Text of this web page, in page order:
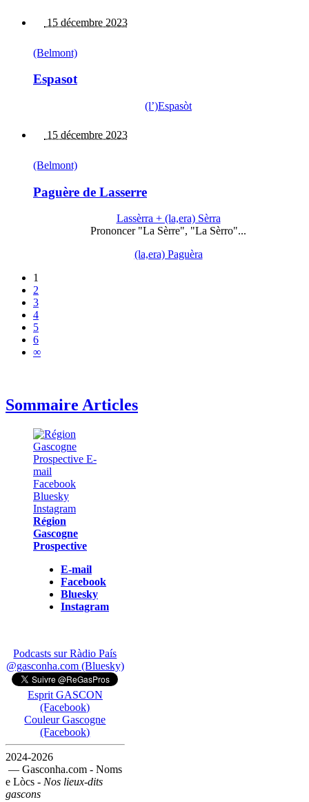
15 décembre 2023
(Belmont)
Espasot
(l’)Espasòt
15 décembre 2023
(Belmont)
Paguère de Lasserre
Lassèrra + (la,era) Sèrra
Prononcer "La Sèrre", "La Sèrro"...
(la,era) Paguèra
1
2
3
4
5
6
∞
Sommaire Articles
Région
Gascogne
Prospective
E-mail
Facebook
Bluesky
Instagram
Podcasts sur Ràdio País
@gasconha.com (Bluesky)
Esprit GASCON
(Facebook)
Couleur Gascogne
(Facebook)
2024-2026
— Gasconha.com - Noms
e Lòcs - Nos lieux-dits
gascons